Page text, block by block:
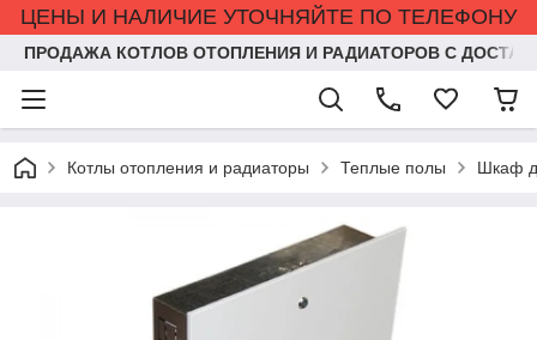
ЦЕНЫ И НАЛИЧИЕ УТОЧНЯЙТЕ ПО ТЕЛЕФОНУ
ПРОДАЖА КОТЛОВ ОТОПЛЕНИЯ И РАДИАТОРОВ С
Котлы отопления и радиаторы Теплые полы Шкаф